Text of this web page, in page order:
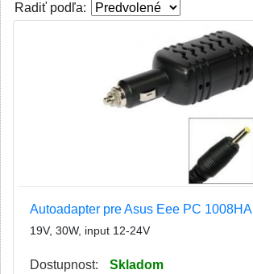
Radiť podľa:
Autoadapter pre Asus Eee PC 1008HA
19V, 30W, input 12-24V
Dostupnost: Skladom